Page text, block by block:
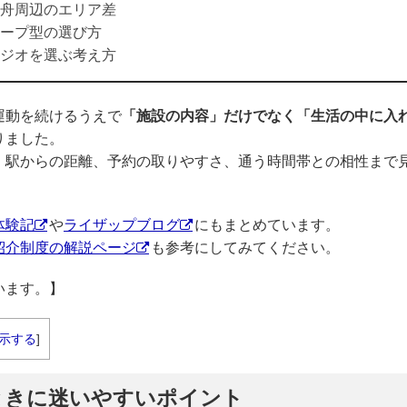
周辺のエリア差
プ型の選び方
オを選ぶ考え方
動を続けるうえで 「施設の内容」だけでなく「生活の中に入
した。
からの距離、予約の取りやすさ、通う時間帯との相性まで
験記 やライザップブログ
にもまとめています。
介制度の解説ページ
も参考にしてみてください。
す。】
する]
に迷いやすいポイント